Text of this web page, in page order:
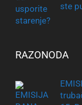
ste
RAZONODA